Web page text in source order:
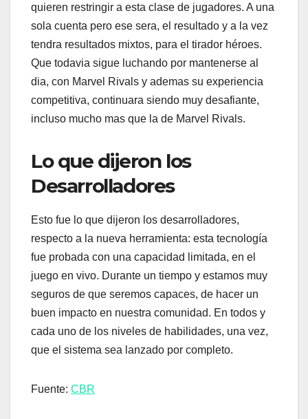
quieren restringir a esta clase de jugadores. A una
sola cuenta pero ese sera, el resultado y a la vez
tendra resultados mixtos, para el tirador héroes.
Que todavia sigue luchando por mantenerse al
dia, con Marvel Rivals y ademas su experiencia
competitiva, continuara siendo muy desafiante,
incluso mucho mas que la de Marvel Rivals.
Lo que dijeron los
Desarrolladores
Esto fue lo que dijeron los desarrolladores,
respecto a la nueva herramienta: esta tecnología
fue probada con una capacidad limitada, en el
juego en vivo. Durante un tiempo y estamos muy
seguros de que seremos capaces, de hacer un
buen impacto en nuestra comunidad. En todos y
cada uno de los niveles de habilidades, una vez,
que el sistema sea lanzado por completo.
Fuente: CBR